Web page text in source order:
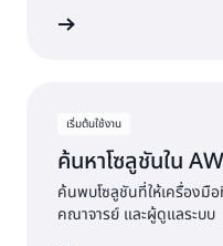
เริ่มต้นใช้งาน
ค้นหาโซลูชันใน
ค้นพบโซลูชันที่ให้เครื่องมื
คณาจารย์ และผู้ดูแลระบบ